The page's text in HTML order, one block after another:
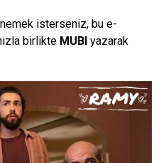
isterseniz, bu e-
birlikte MUBI yazarak